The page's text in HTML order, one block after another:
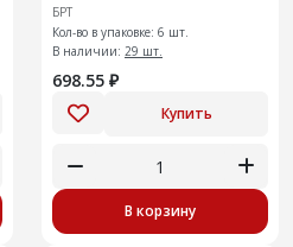
БРТ
Кол-во в упаковке: 6 шт.
В наличии: 29 шт.
698.55 ₽
Купить
В корзину